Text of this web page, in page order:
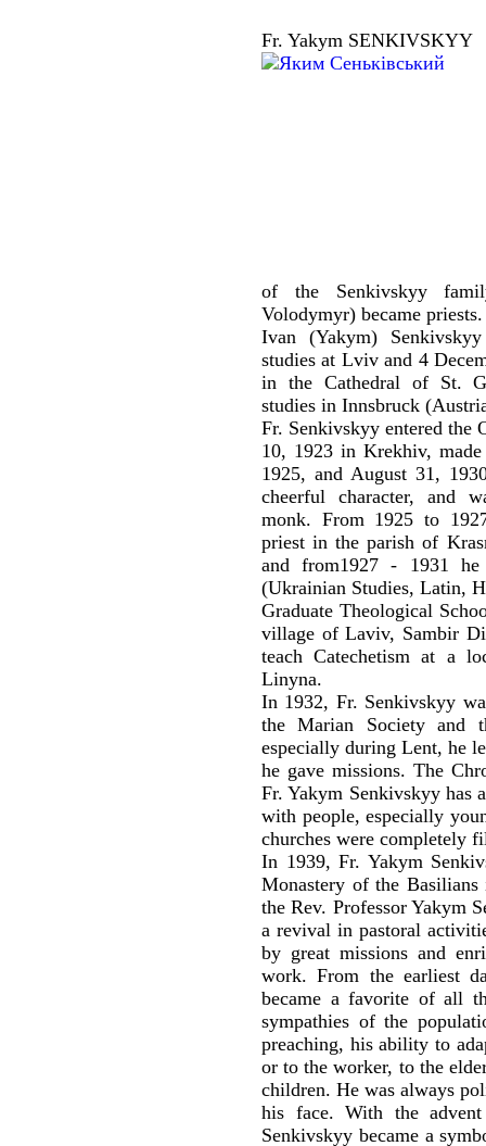
Fr. Yakym SENKIVSKYY
of the Senkivskyy
Volodymyr) became priests.
Ivan (Yakym)
studies at Lviv and 4
in the Cathedral of St.
studies in Innsbruck
Fr. Senkivskyy entered the
10, 1923 in Krekhiv,
1925, and August 31,
cheerful character, and
monk. From 1925 to
priest in the parish of
and from1927 - 1931
(Ukrainian Studies, Latin,
Graduate Theological
village of Laviv, Sambir
teach Catechetism at a
Linyna.
In 1932, Fr. Senkivskyy
the Marian Society and
especially during Lent, he
he gave missions. The
Fr. Yakym Senkivskyy has
with people, especially
churches were completely
In 1939, Fr. Yakym
Monastery of the
the Rev. Professor Yakym
a revival in pastoral
by great missions and
work. From the earliest
became a favorite of all
sympathies of the
preaching, his ability to
or to the worker, to the
children. He was always
his face. With the
Senkivskyy became a